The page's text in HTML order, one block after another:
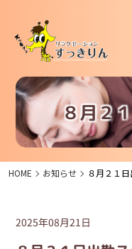
８月２
HOME お知らせ ８月２１
2025年08月21日